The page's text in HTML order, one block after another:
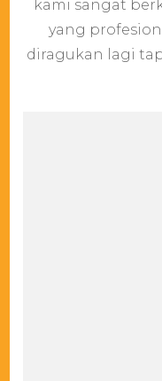
kami sangat
yang
diragukan lagi